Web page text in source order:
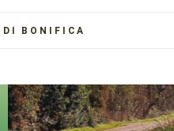
DI BONIFICA